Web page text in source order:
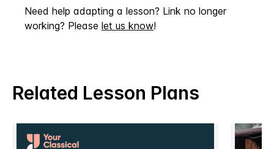
Need help adapting a lesson? Link no longer
working? Please let us know!
Related Lesson Plans